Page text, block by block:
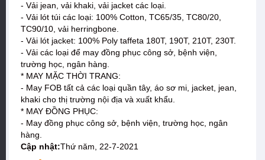
- Vải jean, vải khaki, vải jacket các loại.
- Vải lót túi các loại: 100% Cotton, TC65/35, TC80/20,
TC90/10, vải herringbone.
- Vải lót jacket: 100% Poly taffeta 180T, 190T, 210T, 230T.
- Vải các loại để may đồng phục công sở, bệnh viện,
trường học, ngân hàng.
* MAY MẶC THỜI TRANG:
- May FOB tất cả các loại quần tây, áo sơ mi, jacket, jean,
khaki cho thị trường nội địa và xuất khẩu.
* MAY ĐỒNG PHỤC:
- May đồng phục công sở, bệnh viện, trường học, ngân
hàng.
Cập nhật:Thứ năm, 22-7-2021